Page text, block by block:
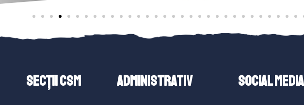
SECȚII CSM ADMINISTRATIV SOCIAL MEDIA